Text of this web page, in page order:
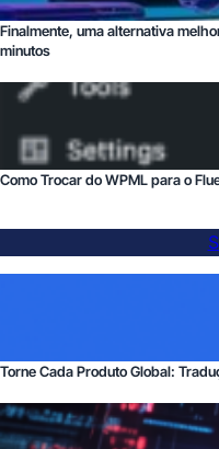
Finalmente, uma alternativa
minutos
Como Trocar do WPML para o
Torne Cada Produto Global: